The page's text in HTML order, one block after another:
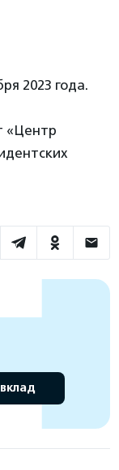
2023 года.
«Центр